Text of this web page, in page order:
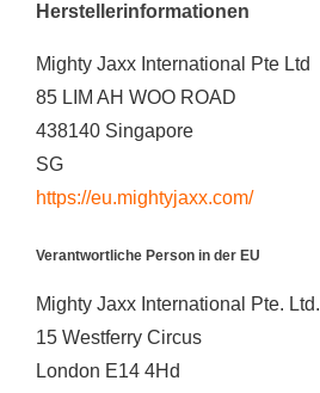
Herstellerinformationen
Mighty Jaxx International Pte Ltd
85 LIM AH WOO ROAD
438140 Singapore
SG
https://eu.mightyjaxx.com/
Verantwortliche Person in der EU
Mighty Jaxx International Pte. Ltd.
15 Westferry Circus
London E14 4Hd